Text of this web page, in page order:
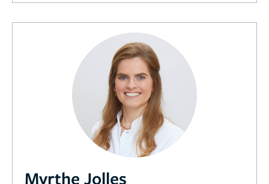
Myrthe Jolles